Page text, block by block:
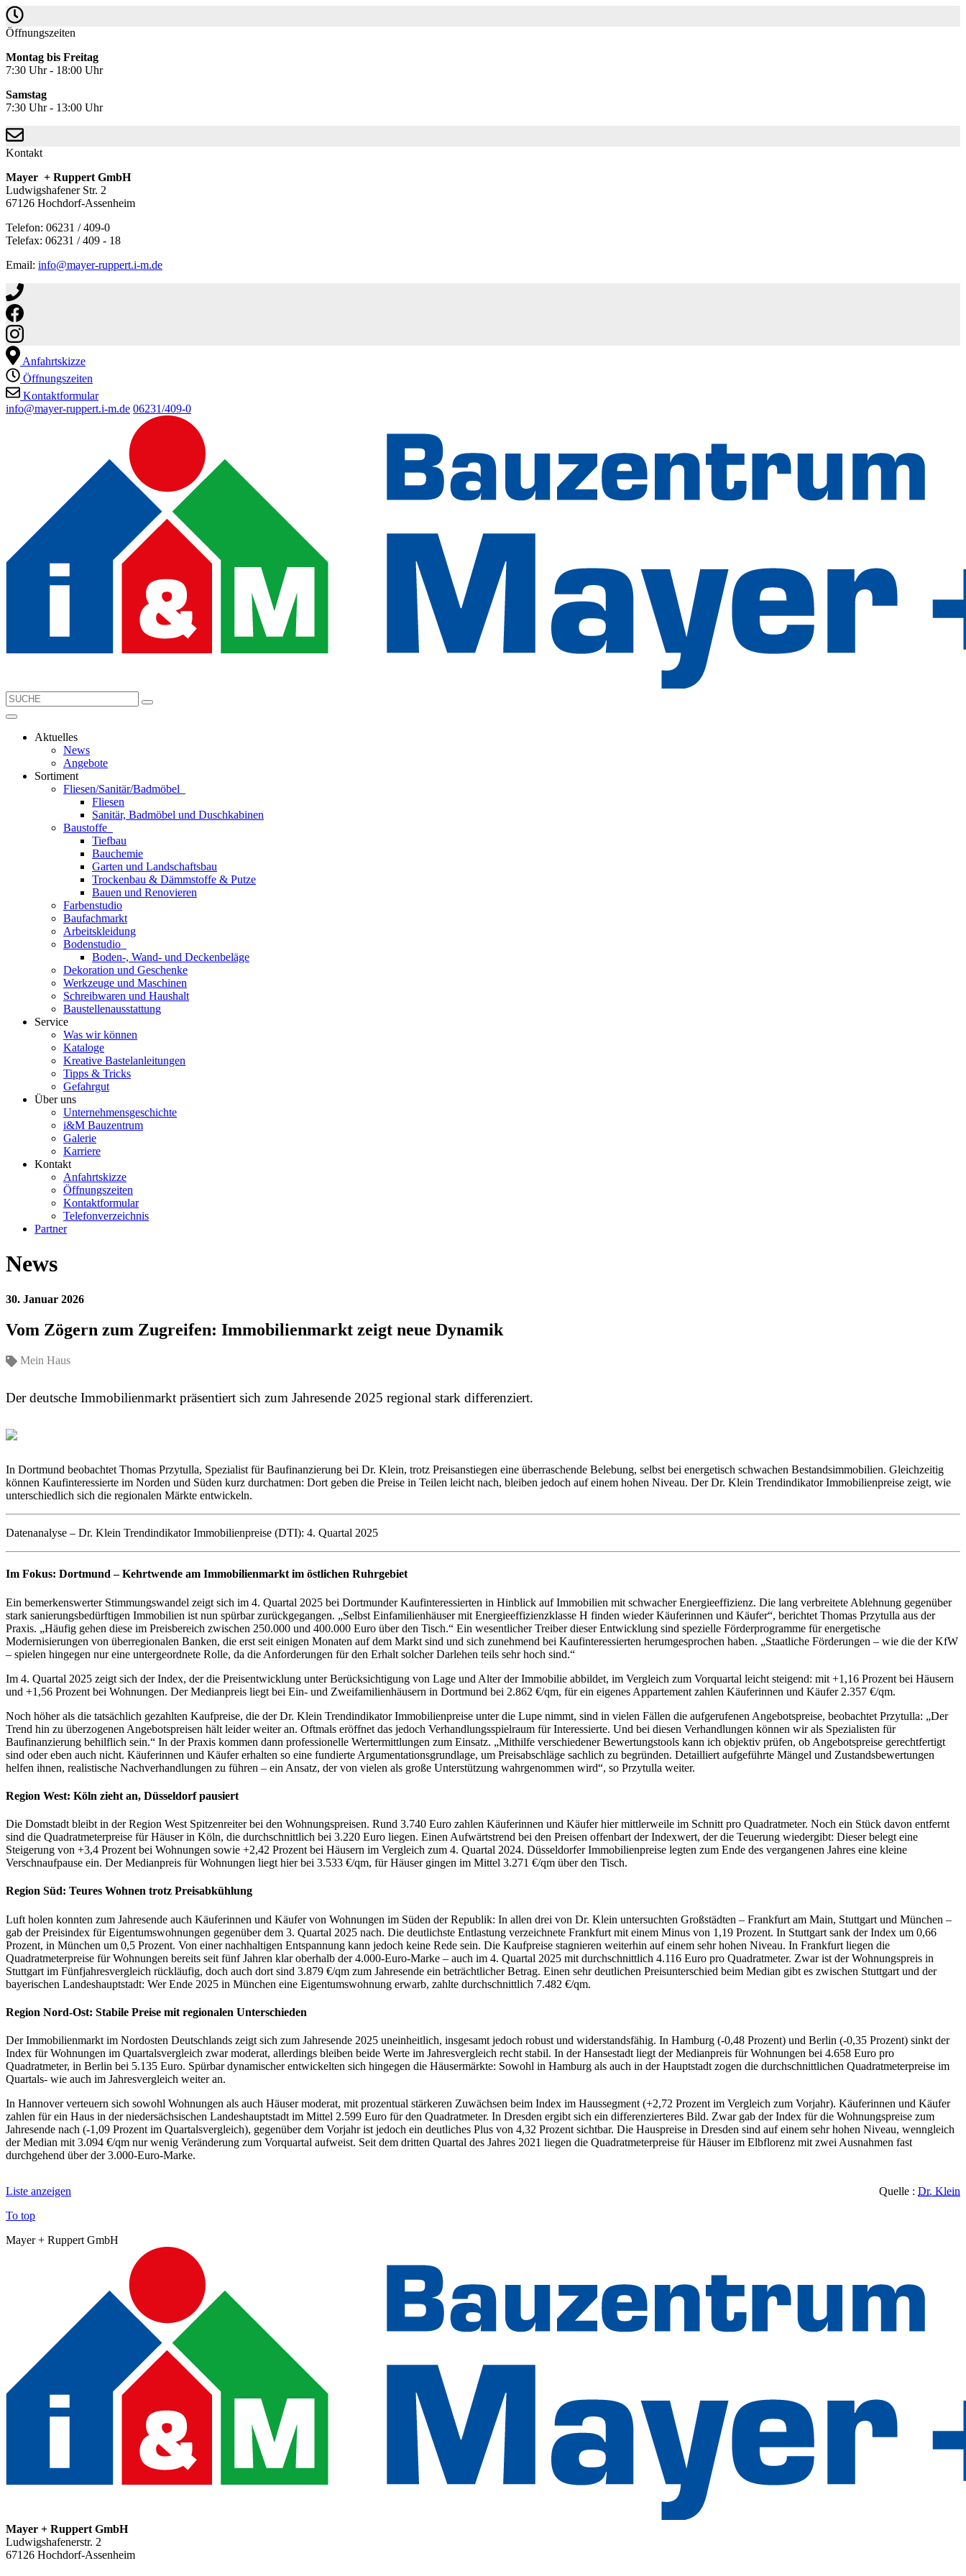
Öffnungszeiten
Montag bis Freitag
7:30 Uhr - 18:00 Uhr
Samstag
7:30 Uhr - 13:00 Uhr
Kontakt
Mayer + Ruppert GmbH
Ludwigshafener Str. 2
67126 Hochdorf-Assenheim
Telefon: 06231 / 409-0
Telefax: 06231 / 409 - 18
Email: info@mayer-ruppert.i-m.de
Anfahrtskizze
Öffnungszeiten
Kontaktformular
info@mayer-ruppert.i-m.de 06231/409-0
Aktuelles
News
Angebote
Sortiment
Fliesen/Sanitär/Badmöbel
Fliesen
Sanitär, Badmöbel und Duschkabinen
Baustoffe
Tiefbau
Bauchemie
Garten und Landschaftsbau
Trockenbau & Dämmstoffe & Putze
Bauen und Renovieren
Farbenstudio
Baufachmarkt
Arbeitskleidung
Bodenstudio
Boden-, Wand- und Deckenbeläge
Dekoration und Geschenke
Werkzeuge und Maschinen
Schreibwaren und Haushalt
Baustellenausstattung
Service
Was wir können
Kataloge
Kreative Bastelanleitungen
Tipps & Tricks
Gefahrgut
Über uns
Unternehmensgeschichte
i&M Bauzentrum
Galerie
Karriere
Kontakt
Anfahrtskizze
Öffnungszeiten
Kontaktformular
Telefonverzeichnis
Partner
News
30. Januar 2026
Vom Zögern zum Zugreifen: Immobilienmarkt zeigt neue Dynamik
Mein Haus
Der deutsche Immobilienmarkt präsentiert sich zum Jahresende 2025 regional stark differenziert.
In Dortmund beobachtet Thomas Przytulla, Spezialist für Baufinanzierung bei Dr. Klein, trotz Preisanstiegen eine überraschende Belebung, selbst bei energetisch schwachen Bestandsimmobilien. Gleichzeitig
können Kaufinteressierte im Norden und Süden kurz durchatmen: Dort geben die Preise in Teilen leicht nach, bleiben jedoch auf einem hohen Niveau. Der Dr. Klein Trendindikator Immobilienpreise zeigt, wie
unterschiedlich sich die regionalen Märkte entwickeln.
Datenanalyse – Dr. Klein Trendindikator Immobilienpreise (DTI): 4. Quartal 2025
Im Fokus: Dortmund – Kehrtwende am Immobilienmarkt im östlichen Ruhrgebiet
Ein bemerkenswerter Stimmungswandel zeigt sich im 4. Quartal 2025 bei Dortmunder Kaufinteressierten in Hinblick auf Immobilien mit schwacher Energieeffizienz. Die lang verbreitete Ablehnung gegenüber
stark sanierungsbedürftigen Immobilien ist nun spürbar zurückgegangen. „Selbst Einfamilienhäuser mit Energieeffizienzklasse H finden wieder Käuferinnen und Käufer“, berichtet Thomas Przytulla aus der
Praxis. „Häufig gehen diese im Preisbereich zwischen 250.000 und 400.000 Euro über den Tisch.“ Ein wesentlicher Treiber dieser Entwicklung sind spezielle Förderprogramme für energetische
Modernisierungen von überregionalen Banken, die erst seit einigen Monaten auf dem Markt sind und sich zunehmend bei Kaufinteressierten herumgesprochen haben. „Staatliche Förderungen – wie die der KfW
– spielen hingegen nur eine untergeordnete Rolle, da die Anforderungen für den Erhalt solcher Darlehen teils sehr hoch sind.“
Im 4. Quartal 2025 zeigt sich der Index, der die Preisentwicklung unter Berücksichtigung von Lage und Alter der Immobilie abbildet, im Vergleich zum Vorquartal leicht steigend: mit +1,16 Prozent bei Häusern
und +1,56 Prozent bei Wohnungen. Der Medianpreis liegt bei Ein- und Zweifamilienhäusern in Dortmund bei 2.862 €/qm, für ein eigenes Appartement zahlen Käuferinnen und Käufer 2.357 €/qm.
Noch höher als die tatsächlich gezahlten Kaufpreise, die der Dr. Klein Trendindikator Immobilienpreise unter die Lupe nimmt, sind in vielen Fällen die aufgerufenen Angebotspreise, beobachtet Przytulla: „Der
Trend hin zu überzogenen Angebotspreisen hält leider weiter an. Oftmals eröffnet das jedoch Verhandlungsspielraum für Interessierte. Und bei diesen Verhandlungen können wir als Spezialisten für
Baufinanzierung behilflich sein.“ In der Praxis kommen dann professionelle Wertermittlungen zum Einsatz. „Mithilfe verschiedener Bewertungstools kann ich objektiv prüfen, ob Angebotspreise gerechtfertigt
sind oder eben auch nicht. Käuferinnen und Käufer erhalten so eine fundierte Argumentationsgrundlage, um Preisabschläge sachlich zu begründen. Detailliert aufgeführte Mängel und Zustandsbewertungen
helfen ihnen, realistische Nachverhandlungen zu führen – ein Ansatz, der von vielen als große Unterstützung wahrgenommen wird“, so Przytulla weiter.
Region West: Köln zieht an, Düsseldorf pausiert
Die Domstadt bleibt in der Region West Spitzenreiter bei den Wohnungspreisen. Rund 3.740 Euro zahlen Käuferinnen und Käufer hier mittlerweile im Schnitt pro Quadratmeter. Noch ein Stück davon entfernt
sind die Quadratmeterpreise für Häuser in Köln, die durchschnittlich bei 3.220 Euro liegen. Einen Aufwärtstrend bei den Preisen offenbart der Indexwert, der die Teuerung wiedergibt: Dieser belegt eine
Steigerung von +3,4 Prozent bei Wohnungen sowie +2,42 Prozent bei Häusern im Vergleich zum 4. Quartal 2024. Düsseldorfer Immobilienpreise legten zum Ende des vergangenen Jahres eine kleine
Verschnaufpause ein. Der Medianpreis für Wohnungen liegt hier bei 3.533 €/qm, für Häuser gingen im Mittel 3.271 €/qm über den Tisch.
Region Süd: Teures Wohnen trotz Preisabkühlung
Luft holen konnten zum Jahresende auch Käuferinnen und Käufer von Wohnungen im Süden der Republik: In allen drei von Dr. Klein untersuchten Großstädten – Frankfurt am Main, Stuttgart und München –
gab der Preisindex für Eigentumswohnungen gegenüber dem 3. Quartal 2025 nach. Die deutlichste Entlastung verzeichnete Frankfurt mit einem Minus von 1,19 Prozent. In Stuttgart sank der Index um 0,66
Prozent, in München um 0,5 Prozent. Von einer nachhaltigen Entspannung kann jedoch keine Rede sein. Die Kaufpreise stagnieren weiterhin auf einem sehr hohen Niveau. In Frankfurt liegen die
Quadratmeterpreise für Wohnungen bereits seit fünf Jahren klar oberhalb der 4.000-Euro-Marke – auch im 4. Quartal 2025 mit durchschnittlich 4.116 Euro pro Quadratmeter. Zwar ist der Wohnungspreis in
Stuttgart im Fünfjahresvergleich rückläufig, doch auch dort sind 3.879 €/qm zum Jahresende ein beträchtlicher Betrag. Einen sehr deutlichen Preisunterschied beim Median gibt es zwischen Stuttgart und der
bayerischen Landeshauptstadt: Wer Ende 2025 in München eine Eigentumswohnung erwarb, zahlte durchschnittlich 7.482 €/qm.
Region Nord-Ost: Stabile Preise mit regionalen Unterschieden
Der Immobilienmarkt im Nordosten Deutschlands zeigt sich zum Jahresende 2025 uneinheitlich, insgesamt jedoch robust und widerstandsfähig. In Hamburg (-0,48 Prozent) und Berlin (-0,35 Prozent) sinkt der
Index für Wohnungen im Quartalsvergleich zwar moderat, allerdings bleiben beide Werte im Jahresvergleich recht stabil. In der Hansestadt liegt der Medianpreis für Wohnungen bei 4.658 Euro pro
Quadratmeter, in Berlin bei 5.135 Euro. Spürbar dynamischer entwickelten sich hingegen die Häusermärkte: Sowohl in Hamburg als auch in der Hauptstadt zogen die durchschnittlichen Quadratmeterpreise im
Quartals- wie auch im Jahresvergleich weiter an.
In Hannover verteuern sich sowohl Wohnungen als auch Häuser moderat, mit prozentual stärkeren Zuwächsen beim Index im Haussegment (+2,72 Prozent im Vergleich zum Vorjahr). Käuferinnen und Käufer
zahlen für ein Haus in der niedersächsischen Landeshauptstadt im Mittel 2.599 Euro für den Quadratmeter. In Dresden ergibt sich ein differenzierteres Bild. Zwar gab der Index für die Wohnungspreise zum
Jahresende nach (-1,09 Prozent im Quartalsvergleich), gegenüber dem Vorjahr ist jedoch ein deutliches Plus von 4,32 Prozent sichtbar. Die Hauspreise in Dresden sind auf einem sehr hohen Niveau, wenngleich
der Median mit 3.094 €/qm nur wenig Veränderung zum Vorquartal aufweist. Seit dem dritten Quartal des Jahres 2021 liegen die Quadratmeterpreise für Häuser im Elbflorenz mit zwei Ausnahmen fast
durchgehend über der 3.000-Euro-Marke.
Quelle : Dr. Klein
Liste anzeigen
To top
Mayer + Ruppert GmbH
Mayer + Ruppert GmbH
Ludwigshafenerstr. 2
67126 Hochdorf-Assenheim